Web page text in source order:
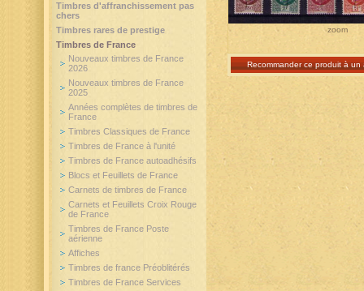
zoom
Recommander ce produit à un
Timbres d'affranchissement pas
chers
Timbres rares de prestige
Timbres de France
Nouveaux timbres de France
2026
Nouveaux timbres de France
2025
Années complètes de timbres de
France
Timbres Classiques de France
Timbres de France à l'unité
Timbres de France autoadhésifs
Blocs et Feuillets de France
Carnets de timbres de France
Carnets et Feuillets Croix Rouge
de France
Timbres de France Poste
aérienne
Affiches
Timbres de france Préoblitérés
Timbres de France Services